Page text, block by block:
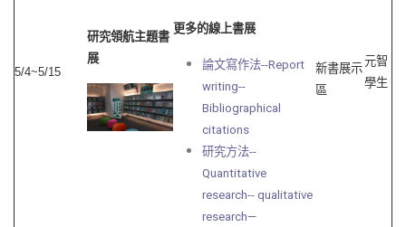
5/4~5/15
研究領航主題書
展
更多的線上書展
論文寫作法--Report
writing--
Bibliographical
citations
研究方法--
Quantitative
research-- qualitative
research—
新書展示
區
元智
學生